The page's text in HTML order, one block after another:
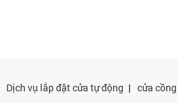
Dịch vụ lắp đặt cửa tự động | cửa